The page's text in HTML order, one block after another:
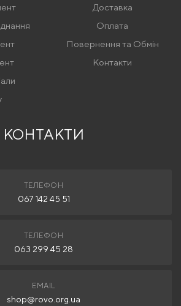
Доставка
Оплата
Повернення та Обмін
Контакти
КОНТАКТИ
ТЕЛЕФОН
067 142 45 51
ТЕЛЕФОН
063 299 45 28
EMAIL
shop@rovo.org.ua